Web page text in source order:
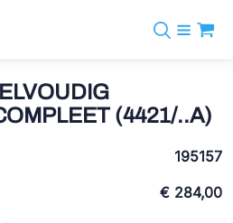
(4421/..A)
195157
€ 284,00